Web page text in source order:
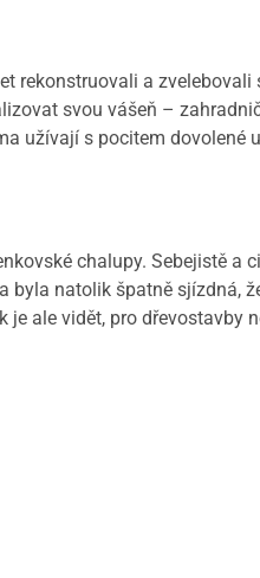
rekonstruovali a zvelebovali
svou vášeň –
užívají s pocitem dovolené
chalupy. Sebejistě a
byla natolik špatně sjízdná,
ale vidět, pro dřevostavby